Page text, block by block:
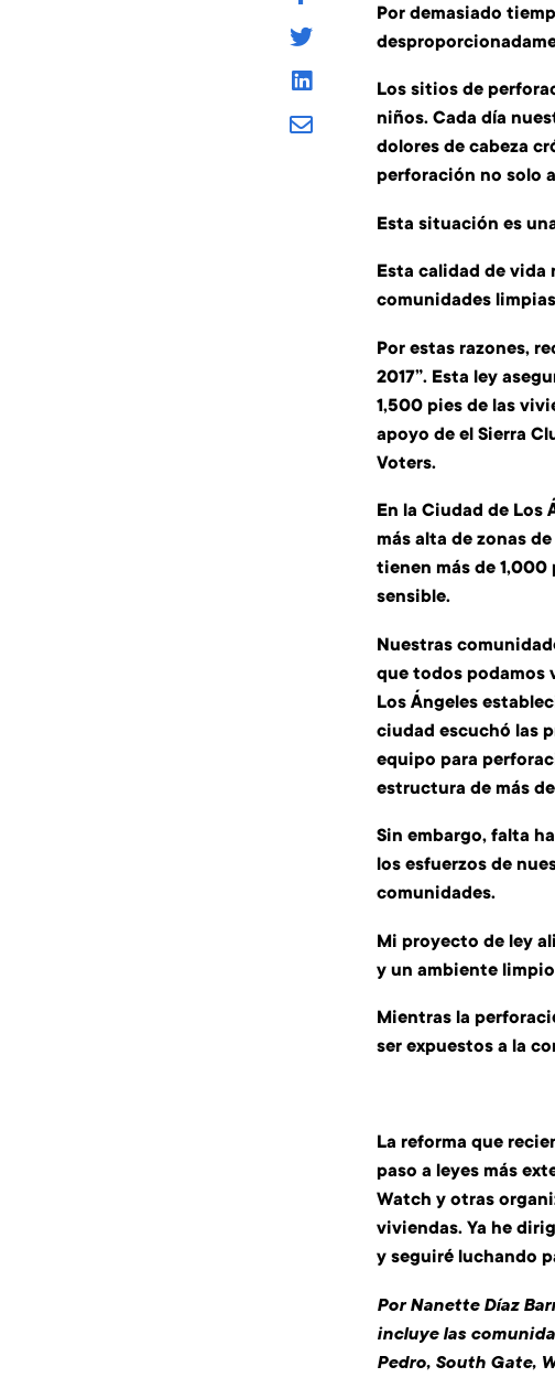
Por demasiado
Los sitios de
niños. Cada día
dolores de cabeza
perforación no solo
Esta situación es
Esta calidad de vida
comunidades
Por estas razones,
2017”. Esta ley
1,500 pies de las
apoyo de el Sierra
Voters.
En la Ciudad de
más alta de zonas
tienen más de 1,000
sensible.
Nuestras
que todos podamos
Los Ángeles
ciudad escuchó las
equipo para
estructura de más
Sin embargo, falta
los esfuerzos de
comunidades.
Mi proyecto de ley
y un ambiente
Mientras la
ser expuestos a la
La reforma que
paso a leyes más
Watch y otras
viviendas. Ya he
y seguiré luchando
Por Nanette Díaz
incluye las
Pedro, South Gate,